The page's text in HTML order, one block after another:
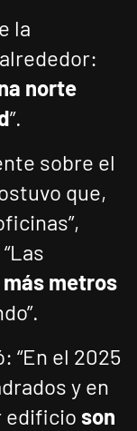
la
norte
”.
sobre el
que,
metros
“En el 2025
y en
edificio son